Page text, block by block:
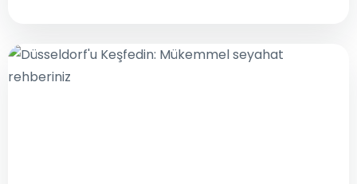
yerler, pratik bilgiler ve çevredeki alanlarda yapılabilir
geziler. Bu yüzden daha fazla beklemeyin - Lisieux'in
keşfine çıkın!